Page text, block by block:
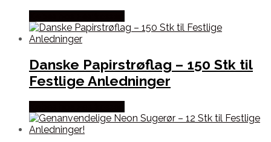
Danske Papirstrøflag – 150 Stk til
Festlige Anledninger